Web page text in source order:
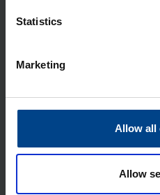
Statistics
Marketing
Allow all
Allow
Vään­nin
ko­pa­loil­le
Tuotekoodi: